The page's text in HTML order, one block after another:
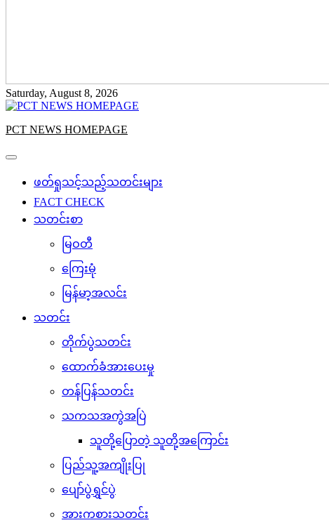
Saturday, August 8, 2026
PCT NEWS HOMEPAGE
ဖတ်ရှုသင့်သည့်သတင်းများ
FACT CHECK
သတင်းစာ
မြဝတီ
ကြေးမုံ
မြန်မာ့အလင်း
သတင်း
တိုက်ပွဲသတင်း
ထောက်ခံအားပေးမှု
တန်ပြန်သတင်း
သကသအကွဲအပြဲ
သူတို့ပြောတဲ့ သူတို့အကြောင်း
ပြည်သူ့အကျိုးပြု
ပျော်ပွဲရွှင်ပွဲ
အားကစားသတင်း